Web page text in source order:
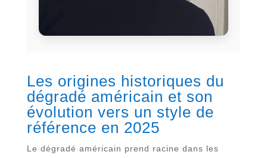
Les origines historiques du
dégradé américain et son
évolution vers un style de
référence en 2025
Le dégradé américain prend racine dans les